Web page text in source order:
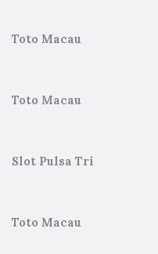
Toto Macau
Toto Macau
Slot Pulsa Tri
Toto Macau